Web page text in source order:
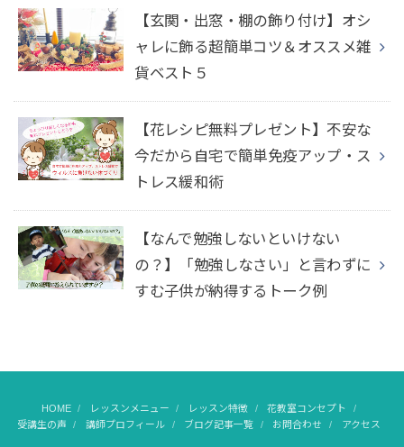
【玄関・出窓・棚の飾り付け】オシ
ャレに飾る超簡単コツ＆オススメ雑
貨ベスト５
【花レシピ無料プレゼント】不安な
今だから自宅で簡単免疫アップ・ス
トレス緩和術
【なんで勉強しないといけない
の？】「勉強しなさい」と言わずに
すむ子供が納得するトーク例
HOME レッスンメニュー レッスン特徴
花教室コンセプト
受講生の声
講師プロフィール ブログ記事一覧 お問合わせ アクセス